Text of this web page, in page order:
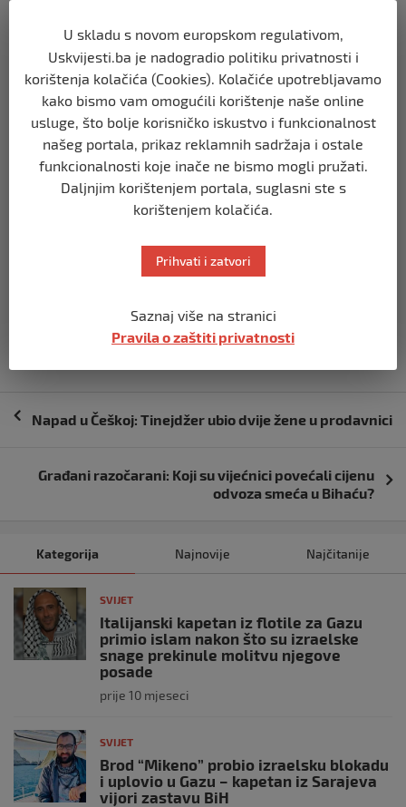
Dodao je i da se jedna od neeksplodiranih bombi
deaktivira u Holonu, gradu blizu Bat Yama.
Na Telegramu se nedugo nakon napada oglasila i skupina
koja se identificira kao ogranak brigada Qassam – vojnog
krila Hamasa iz grada Tulkarem na sjeveru Zapadne
– Nikad nećemo zaboraviti osvetiti se za naše mučenike
Navigacija
objava
Napad u Češkoj: Tinejdžer ubio dvije žene u prodavnici
Građani razočarani: Koji su vijećnici povećali cijenu
odvoza smeća u Bihaću?
Kategorija Najnovije Najčitanije
SVIJET
Italijanski kapetan iz flotile za Gazu
primio islam nakon što su izraelske
snage prekinule molitvu njegove
posade
prije 10 mjeseci
SVIJET
Brod “Mikeno” probio izraelsku blokadu
i uplovio u Gazu – kapetan iz Sarajeva
vijori zastavu BiH
U skladu s novom europskom regulativom,
Uskvijesti.ba je nadogradio politiku privatnosti i
korištenja kolačića (Cookies). Kolačiće upotrebljavamo
kako bismo vam omogućili korištenje naše online
usluge, što bolje korisničko iskustvo i funkcionalnost
našeg portala, prikaz reklamnih sadržaja i ostale
funkcionalnosti koje inače ne bismo mogli pružati.
Daljnjim korištenjem portala, suglasni ste s
korištenjem kolačića.
Prihvati i zatvori
Saznaj više na stranici
Pravila o zaštiti privatnosti